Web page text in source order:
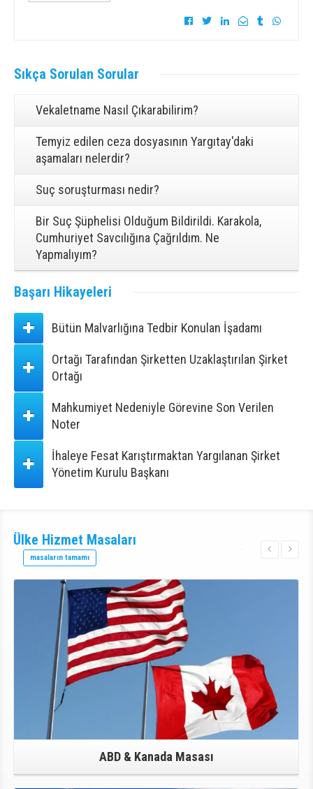
Sıkça Sorulan Sorular
Vekaletname Nasıl Çıkarabilirim?
Temyiz edilen ceza dosyasının Yargıtay'daki
aşamaları nelerdir?
Suç soruşturması nedir?
Bir Suç Şüphelisi Olduğum Bildirildi. Karakola,
Cumhuriyet Savcılığına Çağrıldım. Ne
Yapmalıyım?
Başarı Hikayeleri
Bütün Malvarlığına Tedbir Konulan İşadamı
Ortağı Tarafından Şirketten Uzaklaştırılan Şirket
Ortağı
Mahkumiyet Nedeniyle Görevine Son Verilen
Noter
İhaleye Fesat Karıştırmaktan Yargılanan Şirket
Yönetim Kurulu Başkanı
Ülke Hizmet Masaları
masaların tamamı
ABD & Kanada Masası